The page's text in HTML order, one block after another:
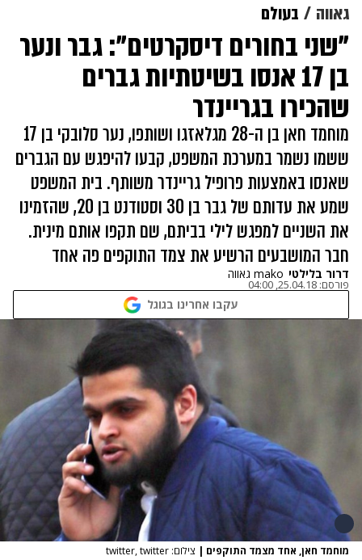
גאווה בעולם
"שני בחורים דיסקרטים": גבר ונער
בן 17 אנסו בשיטתיות גברים
שהכירו בגריינדר
מוחמד חאן בן ה-28 מגלאזגו ושותפו, נער סלובקי בן 17
ששמו נשמר במערכת המשפט, קבעו להיפגש עם הגברים
שאנסו באמצעות פרופיל גריינדר משותף. בית המשפט
שמע את עדותם של גבר בן 30 וסטודנט בן 20, שהזמינו
את השניים למפגש לילי בביתם, שם תקפו אותם מינית.
חבר המושבעים הרשיע את צמד התוקפים פה אחד
דרור בלילטי mako גאווה
פורסם: 25.04.18, 04:00
עקבו אחרינו בגוגל
מוחמד חאן, אחד מצמד התוקפים | צילום: twitter, twitter